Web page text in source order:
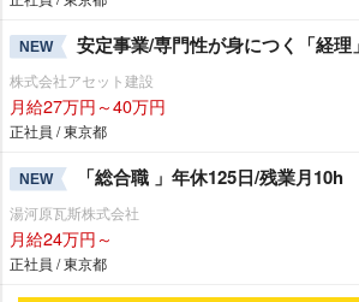
NEW 安定事業/専門性が身につく「経理
株式会社アセット建設
月給27万円～40万円
正社員 / 東京都
NEW 「総合職 」年休125日/残業月10h
湯河原瓦斯株式会社
月給24万円～
正社員 / 東京都